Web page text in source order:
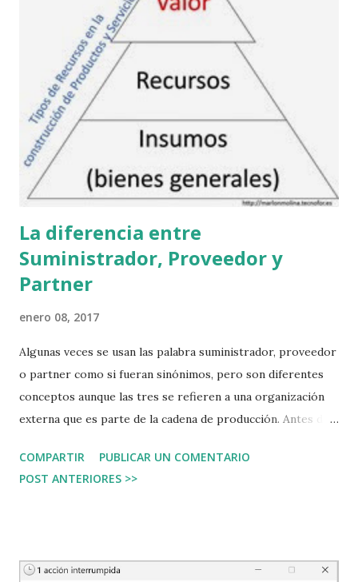
Abrí la web para investigarla después de copiarla en texto,
revisar la dirección, y la puse en un navegador seguro.
Sorpresa, todo parece correcto. Incluso tiene un cartel que
dice que se ha financiado con fondos Next Generation, que
son los fondos para la recuperación económica, una página
así no tiene sentido que se financie con estos fondos. Pues
es real. Es un error de ciberseguridad. Yo le aconsejo que
no crea jamás que una web que no lleve el ...
La diferencia entre
Suministrador, Proveedor y
Partner
enero 08, 2017
Algunas veces se usan las palabra suministrador, proveedor
o partner como si fueran sinónimos, pero son diferentes
conceptos aunque las tres se refieren a una organización
externa que es parte de la cadena de producción. Antes de
recursos y bienes necesita una organización de otra
externa. Sin importar si es una empresa privada, una
propios servicios. ¿Qué tipos de recursos necesita la
COMPARTIR
PUBLICAR UN COMENTARIO
POST ANTERIORES >>